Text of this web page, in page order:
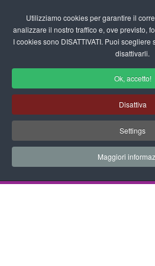
Utilizziamo cookies per garantire il
analizzare il nostro traffico e, ove previsto,
I cookies sono DISATTIVATI. Puoi
disattivarli.
Ok, accetto!
Disattiva
Settings
Maggiori
Disegni da
Progetti Didattici,
Didattiche e tanto
Documenti